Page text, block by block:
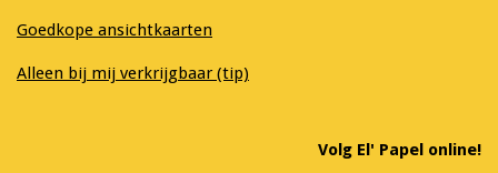
Goedkope ansichtkaarten
Alleen bij mij verkrijgbaar (tip)
Volg El' Papel online!